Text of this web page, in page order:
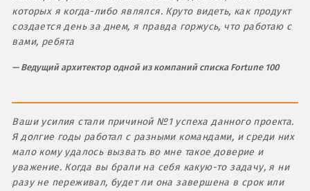
которых я когда-либо являлся. Круто видеть, как продукт
создается день за днем, я правда горжусь, что работаю с
вами, ребята
Ведущий архитектор одной из компаний списка Fortune 100
Ваши усилия стали причиной №1 успеха данного проекта.
Я долгие годы работал с разными командами, и среди них
мало кому удалось вызвать во мне такое доверие и
уважение. Когда вы брали на себя какую-то задачу, я ни
разу не переживал, будет ли она завершена в срок или